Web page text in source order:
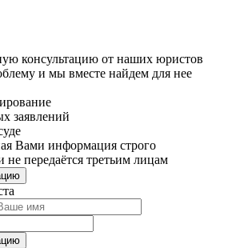
консультацию от наших юристов
и мы вместе найдем для нее
заявлений
Вами информация строго
не передаётся третьим лицам